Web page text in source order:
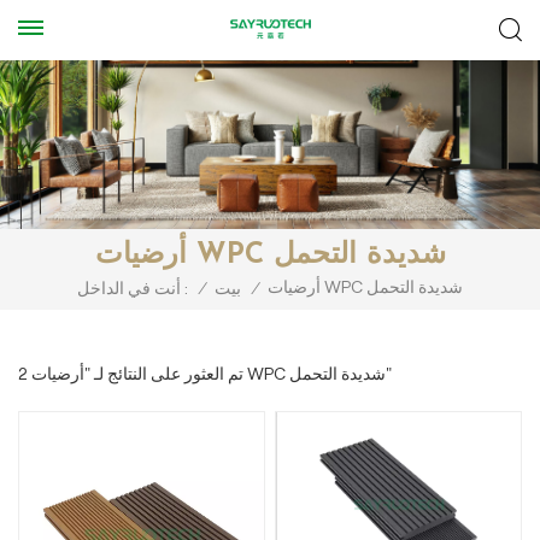
أرضيات WPC شديدة التحمل
أنت في الداخل : / بيت / أرضيات WPC شديدة التحمل
2 تم العثور على النتائج لـ "أرضيات WPC شديدة التحمل"